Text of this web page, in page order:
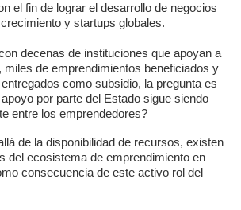
el fin de lograr el desarrollo de negocios
y startups globales.
decenas de instituciones que apoyan a
miles de emprendimientos beneficiados y
como subsidio, la pregunta es
por parte del Estado sigue siendo
entre los emprendedores?
del ecosistema de emprendimiento en
consecuencia de este activo rol del